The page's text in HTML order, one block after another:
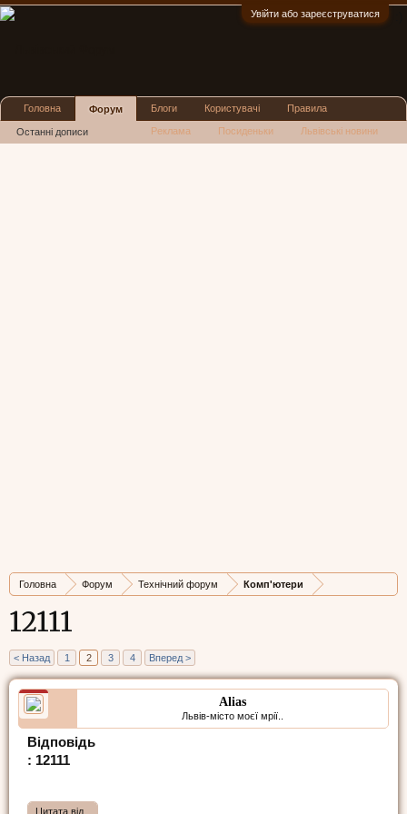
Увійти або зареєструватися
Головна Форум Технічний форум Комп'ютери
12111
< Назад 1 2 3 4 Вперед >
Alias
Львів-місто моєї мрії..
Відповідь
: 12111
Цитата від
Головна Форум
Останні дописи
Блоги Користувачі Правила
Реклама Посиденьки Львівські новини